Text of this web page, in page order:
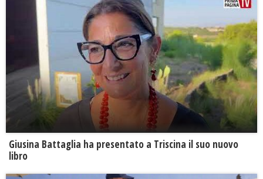
Giusina Battaglia ha presentato a Triscina il suo nuovo
libro